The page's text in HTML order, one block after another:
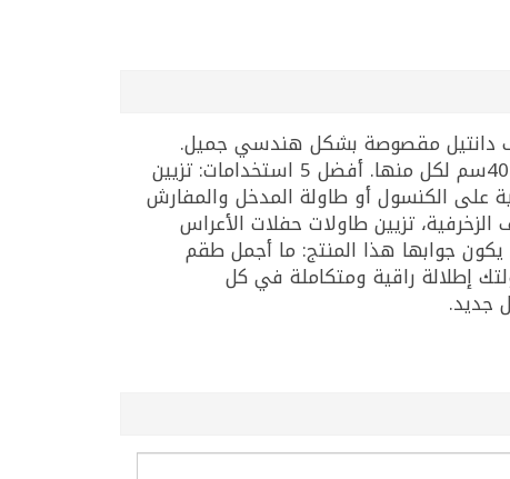
وحواف دانتيل مقصوصة بشكل هندسي جميل.
يحتوي الطقم على: مفرش طولي 40×135سم، مفرش طولي 40×180سم، و3 مفارش مربعة مقاس 40×40سم لكل منها. أفضل 5 استخدامات: تزيين
على الكنسول أو طاولة المدخل والمفارش
تزيين طاولات حفلات الأعراس
يكون جوابها هذا المنتج: ما أجمل طقم
طقم مفارش الدانتيل المطرز الأبيض 5 قطع يمنح طاولتك إطلالة راقية ومتكاملة في كل
جديد.